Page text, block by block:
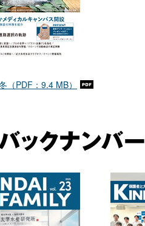
（PDF：9.4 MB）
ックナンバー